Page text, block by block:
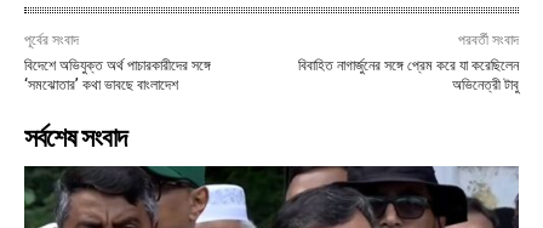
পূর্বের সংবাদ
বিদেশে অভিযুক্ত অর্থ পাচারকারীদের সঙ্গে
‘সমঝোতার’ কথা ভাবছে বাংলাদেশ
পরবর্তী সংবাদ
বিবাহিত নাগার্জুনের সঙ্গে প্রেম করে যা করেছিলেন
অভিনেত্রী টাবু
সর্বশেষ সংবাদ